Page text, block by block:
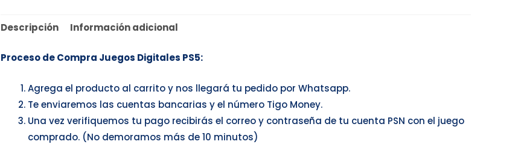
Descripción Información adicional
Proceso de Compra Juegos Digitales PS5:
Agrega el producto al carrito y nos llegará tu pedido por Whatsapp.
Te enviaremos las cuentas bancarias y el número Tigo Money.
Una vez verifiquemos tu pago recibirás el correo y contraseña de tu cuenta PSN con el juego
comprado. (No demoramos más de 10 minutos)